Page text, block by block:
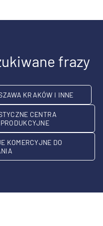
frazy
KRAKÓW I INNE
CENTRA
KOMERCYJNE DO